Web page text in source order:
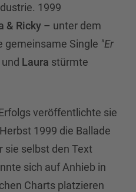
1999
& Ricky – unter dem
gemeinsame Single "Er
und Laura stürmte
veröffentlichte sie
1999 die Ballade
sie selbst den Text
sich auf Anhieb in
Charts platzieren